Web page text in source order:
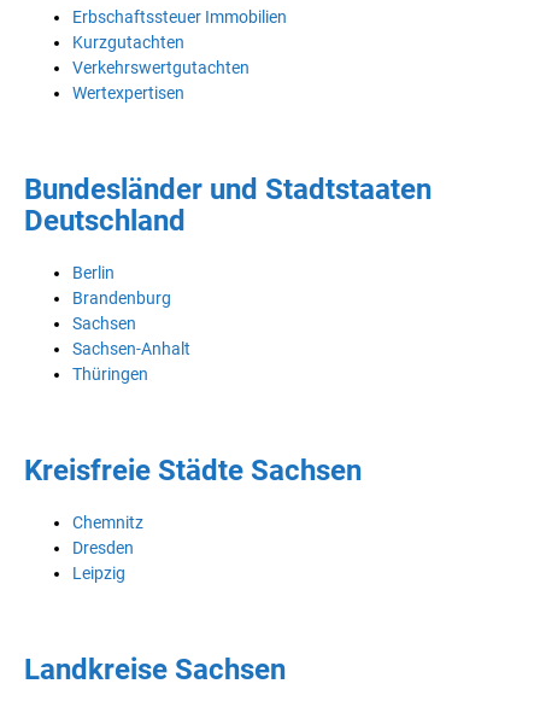
Erbschaftssteuer Immobilien
Kurzgutachten
Verkehrswertgutachten
Wertexpertisen
Bundesländer und Stadtstaaten
Deutschland
Berlin
Brandenburg
Sachsen
Sachsen-Anhalt
Thüringen
Kreisfreie Städte Sachsen
Chemnitz
Dresden
Leipzig
Landkreise Sachsen